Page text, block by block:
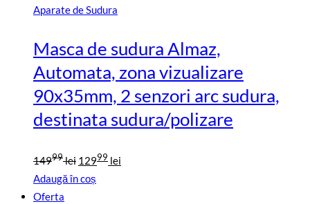
Aparate de Sudura
Masca de sudura Almaz,
Automata, zona vizualizare
90x35mm, 2 senzori arc sudura,
destinata sudura/polizare
14999 lei Prețul
inițial
12999 lei
Adaugă în coș
Oferta